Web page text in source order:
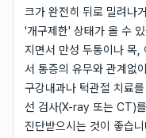
크가 완전히 뒤로 밀려나
'개구제한' 상태가 올 수
지면서 만성 두통이나 목,
서 통증의 유무와 관계없
구강내과나 턱관절 치료
선 검사(X-ray 또는 CT)
진단받으시는 것이 좋습